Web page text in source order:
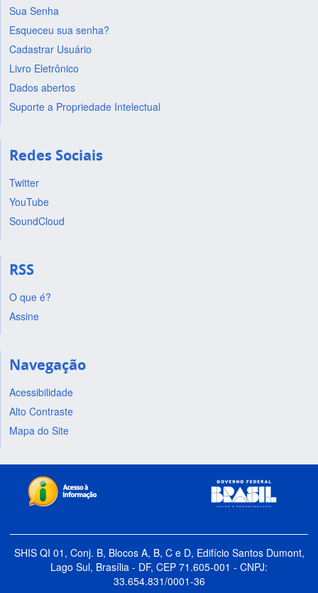
Sua Senha
Esqueceu sua senha?
Cadastrar Usuário
Livro Eletrônico
Dados abertos
Suporte a Propriedade Intelectual
Redes Sociais
Twitter
YouTube
SoundCloud
RSS
O que é?
Assine
Navegação
Acessibilidade
Alto Contraste
Mapa do Site
SHIS QI 01, Conj. B, Blocos A, B, C e D, Edifício Santos Dumont,
Lago Sul, Brasília - DF, CEP 71.605-001 - CNPJ:
33.654.831/0001-36